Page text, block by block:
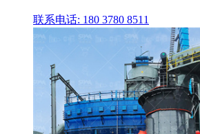
联系电话: 180 3780 8511